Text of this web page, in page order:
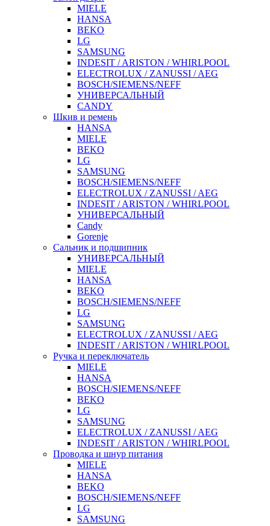
MIELE
HANSA
BEKO
LG
SAMSUNG
INDESIT / ARISTON / WHIRLPOOL
ELECTROLUX / ZANUSSI / AEG
BOSCH/SIEMENS/NEFF
УНИВЕРСАЛЬНЫЙ
CANDY
Шкив и ремень
HANSA
MIELE
BEKO
LG
SAMSUNG
BOSCH/SIEMENS/NEFF
ELECTROLUX / ZANUSSI / AEG
INDESIT / ARISTON / WHIRLPOOL
УНИВЕРСАЛЬНЫЙ
Candy
Gorenje
Сальник и подшипник
УНИВЕРСАЛЬНЫЙ
MIELE
HANSA
BEKO
BOSCH/SIEMENS/NEFF
LG
SAMSUNG
ELECTROLUX / ZANUSSI / AEG
INDESIT / ARISTON / WHIRLPOOL
Ручка и переключатель
MIELE
HANSA
BOSCH/SIEMENS/NEFF
BEKO
LG
SAMSUNG
ELECTROLUX / ZANUSSI / AEG
INDESIT / ARISTON / WHIRLPOOL
Проводка и шнур питания
MIELE
HANSA
BEKO
BOSCH/SIEMENS/NEFF
LG
SAMSUNG